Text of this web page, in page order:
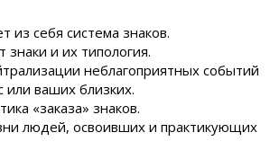
из себя система знаков.
знаки и их типология.
неблагоприятных событий
ваших близких.
«заказа» знаков.
людей, освоивших и практикующих